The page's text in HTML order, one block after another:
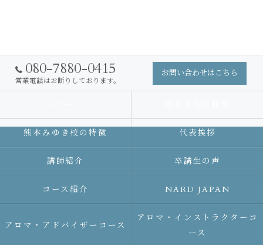
080-7880-0415
営業電話はお断りしております。
お問い合わせはこちら
熊本みゆき校の特徴 代表挨拶
講師紹介 卒講生の声
コース紹介 NARD JAPAN
アロマ・アドバイザーコース
アロマ・インストラクターコ
ース